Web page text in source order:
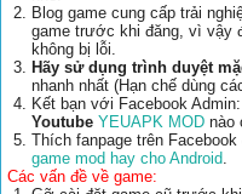
Blog game cung cấp trải
game trước khi đăng, vì vậy
không bị lỗi.
Hãy sử dụng trình duyệt
nhanh nhất (Hạn chế dùng
Kết bạn với Facebook Admin:
Youtube YEUAPK MOD nào
Thích fanpage trên
game mod hay cho Android.
Các vấn đề về game: